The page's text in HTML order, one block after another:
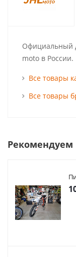
Официальный
moto в России.
Все товары
Все товары
Рекомендуем